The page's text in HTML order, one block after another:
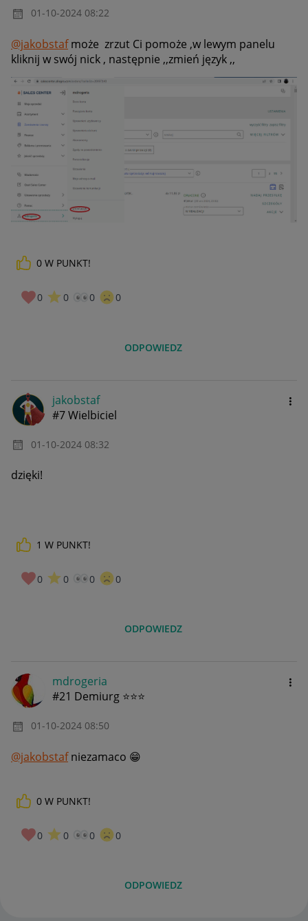
‎01-10-2024 08:22
@jakobstafmoże zrzut Ci pomoże ,w lewym panelu
kliknij w swój nick , następnie ,,zmień język ,,
0 W PUNKT!
0 0 0 0
ODPOWIEDZ
jakobstaf
#7 Wielbiciel
‎01-10-2024 08:32
dzięki!
1 W PUNKT!
0 0 0 0
ODPOWIEDZ
mdrogeria
#21 Demiurg ⭐⭐⭐
‎01-10-2024 08:50
@jakobstafniezamaco 😁
0 W PUNKT!
0 0 0 0
ODPOWIEDZ